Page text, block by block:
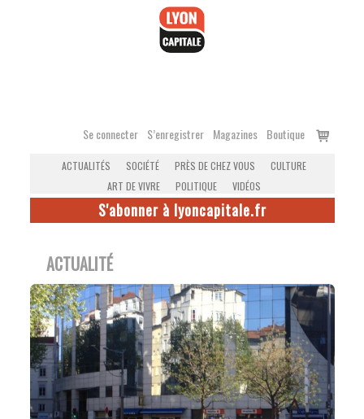
Se connecter S’enregistrer Magazines Boutique
Voir
ACTUALITÉS SOCIÉTÉ PRÈS DE CHEZ VOUS
CULTURE
ART DE VIVRE
POLITIQUE VIDÉOS
S'abonner à lyoncapitale.fr
ACTUALITÉ